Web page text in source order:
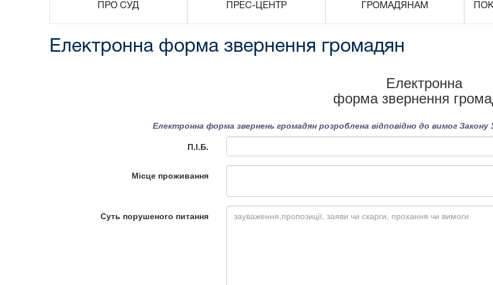
ПРО СУД ПРЕС-ЦЕНТР ГРОМАДЯНАМ
Електронна форма звернення громадян